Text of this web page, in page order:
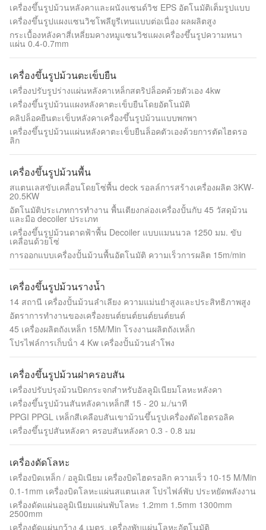
เครื่องขึ้นรูปม้วนหลังคาและผนังแซนด์วิช EPS อัตโนมัติเต็มรูปแบบ
เครื่องขึ้นรูปแผงแซนวิชโพลียูรีเทนแบบต่อเนื่อง ผลผลิตสูง
กระเบื้องหลังคาสี่เหลี่ยมคางหมูแซนวิชแผงเครื่องขึ้นรูปความหนา
แผ่น 0.4-0.7mm
เครื่องขึ้นรูปม้วนตะเข็บยืน
เครื่องปรับรูปร่างแผ่นหลังคาเหล็กสตริปล็อคด้วยตัวเอง 4kw
เครื่องขึ้นรูปม้วนแผงหลังคาตะเข็บยืนโดยอัตโนมัติ
คลิปล็อคยืนตะเข็บหลังคาเครื่องขึ้นรูปม้วนแบบพกพา
เครื่องขึ้นรูปม้วนแผ่นหลังคาตะเข็บยืนล็อคตัวเองด้วยการตัดไฮดรอ
ลิก
เครื่องขึ้นรูปม้วนพื้น
สแตนเลสขับเคลื่อนโดยโซ่พื้น deck รอลล์การสร้างเครื่องผลิต 3KW-
20.5KW
อัตโนมัติประเภทการทํางาน พื้นเตียงกล่องเครื่องปั้นกับ 45 วัสดุม้วน
และมือ decoiler ประเภท
เครื่องขึ้นรูปม้วนดาดฟ้าพื้น Decoiler แบบแมนนวล 1250 มม. ขับ
เคลื่อนด้วยโซ่
การออกแบบเครื่องปั้นม้วนพื้นอัตโนมัติ ความเร็วการผลิต 15m/min
เครื่องขึ้นรูปม้วนรางน้ำ
14 สถานี เครื่องปั้นม้วนลําเลียง ความแม่นยําสูงและประสิทธิภาพสูง
อัตราการทํางานของเครื่องยนต์ยนต์ยนต์ยนต์ยนต์
45 เครื่องผลิตถังเหล็ก 15M/Min โรงงานผลิตถังเหล็ก
โปรไฟล์การเก็บน้ํา 4 Kw เครื่องปั้นม้วนลําโพง
เครื่องขึ้นรูปม้วนฝาครอบสัน
เครื่องปรับปรุงม้วนปิดกระจกสําหรับอัลลูมิเนียมโลหะหลังคา
เครื่องขึ้นรูปม้วนสันหลังคาเหล็กสี 15 - 20 ม./นาที
PPGI PPGL เหล็กสีเคลือบสันเขาม้วนขึ้นรูปเครื่องตัดไฮดรอลิค
เครื่องขึ้นรูปสันหลังคา ครอบสันหลังคา 0.3 - 0.8 มม
เครื่องดัดโลหะ
เครื่องบิดเหล็ก / อลูมิเนียม เครื่องบิดไฮดรอลิก ความเร็ว 10-15 M/Min
0.1-1mm เครื่องบิดโลหะแผ่นสแตนเลส โปรไฟล์พับ ประหยัดพลังงาน
เครื่องดัดแผ่นอลูมิเนียมแผ่นพับโลหะ 1.2mm 1.5mm 1300mm
2500mm
เครื่องตัดแผ่นกว้าง 4 เมตร, เครื่องพับแผ่นโลหะอัตโนมัติ